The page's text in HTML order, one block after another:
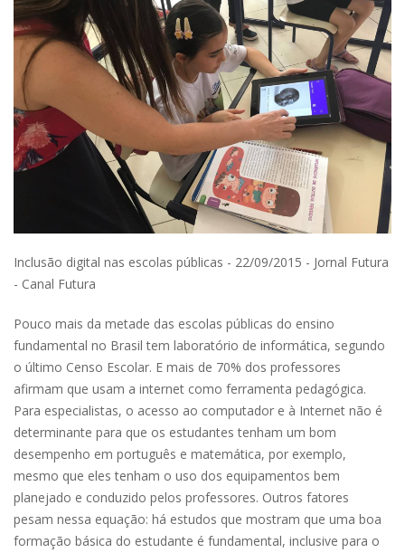
Inclusão digital nas escolas públicas - 22/09/2015 - Jornal Futura
- Canal Futura
Pouco mais da metade das escolas públicas do ensino
fundamental no Brasil tem laboratório de informática, segundo
o último Censo Escolar. E mais de 70% dos professores
afirmam que usam a internet como ferramenta pedagógica.
Para especialistas, o acesso ao computador e à Internet não é
determinante para que os estudantes tenham um bom
desempenho em português e matemática, por exemplo,
mesmo que eles tenham o uso dos equipamentos bem
planejado e conduzido pelos professores. Outros fatores
pesam nessa equação: há estudos que mostram que uma boa
formação básica do estudante é fundamental, inclusive para o